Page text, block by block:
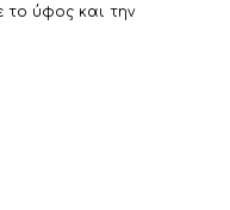
το ύφος και την